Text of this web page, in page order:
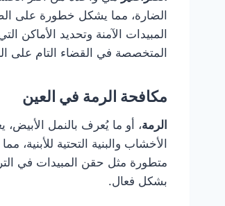
الضارة، مما يشكل خطورة على
المبيدات الآمنة وتحديد
المتخصصة في القضاء التام على
مكافحة الرمة في العين
الرمة، أو ما يُعرف بالنمل
الأخشاب والبنية التحتية
متطورة مثل حقن المبيدات في
بشكل فعال.